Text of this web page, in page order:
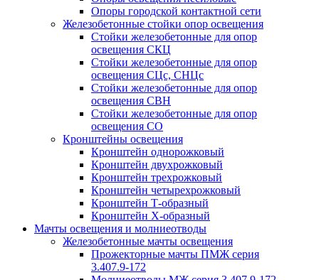
Опоры городской контактной сети
Железобетонные стойки опор освещения
Стойки железобетонные для опор
освещения СКЦ
Стойки железобетонные для опор
освещения СЦс, СНЦс
Стойки железобетонные для опор
освещения СВН
Стойки железобетонные для опор
освещения СО
Кронштейны освещения
Кронштейн однорожковый
Кронштейн двухрожковый
Кронштейн трехрожковый
Кронштейн четырехрожковый
Кронштейн Т-образный
Кронштейн Х-образный
Мачты освещения и молниеотводы
Железобетонные мачты освещения
Прожекторные мачты ПМЖ серия
3.407.9-172